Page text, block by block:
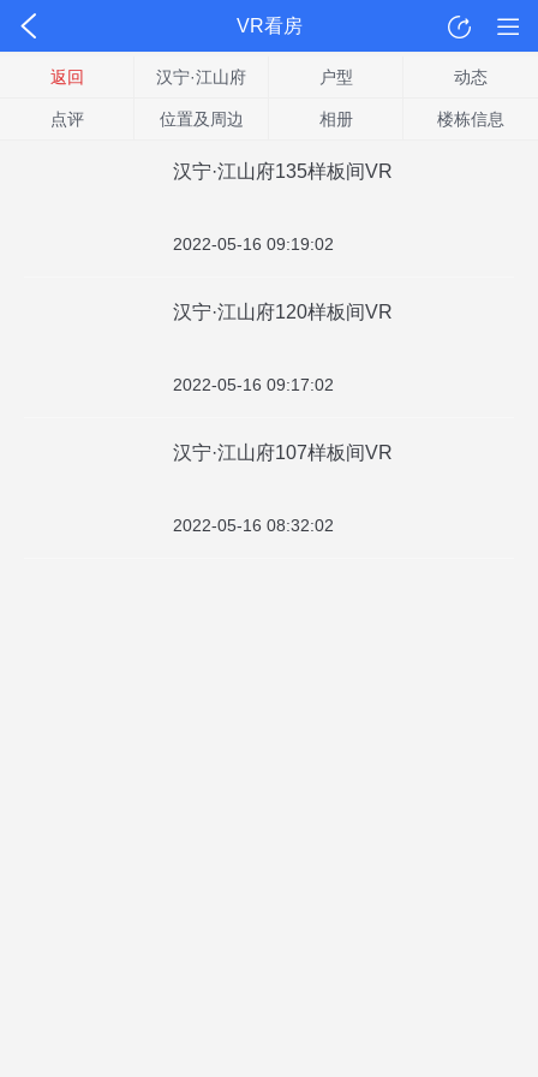
VR看房
返回 汉宁·江山府 户型 动态
点评 位置及周边 相册 楼栋信息
汉宁·江山府135样板间VR
2022-05-16 09:19:02
汉宁·江山府120样板间VR
2022-05-16 09:17:02
汉宁·江山府107样板间VR
2022-05-16 08:32:02